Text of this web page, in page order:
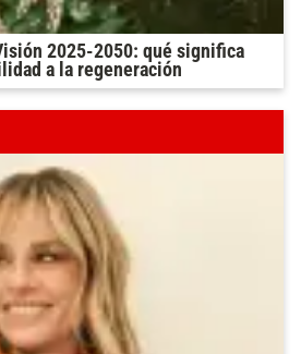
2025-2050: qué significa
a la regeneración